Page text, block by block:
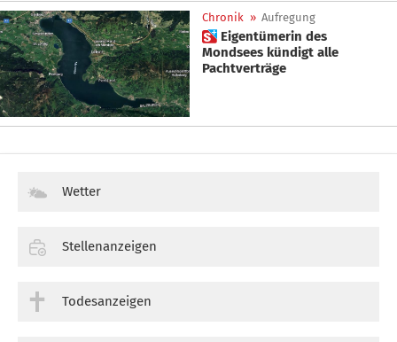
Chronik » Aufregung
 Eigentümerin des
Mondsees kündigt alle
Pachtverträge
Wetter
Stellenanzeigen
Todesanzeigen